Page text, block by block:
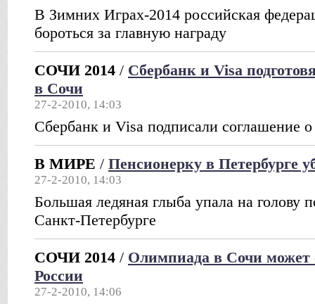
В Зимних Играх-2014 российская
бороться за главную награду
СОЧИ 2014 / Сбербанк и Visa
в Сочи
27-2-2010, 14:03
Сбербанк и Visa подписали соглашение о
В МИРЕ / Пенсионерку в Петербурге
27-2-2010, 14:03
Большая ледяная глыба упала на голову
Санкт-Петербурге
СОЧИ 2014 / Олимпиада в Сочи может
России
27-2-2010, 14:06